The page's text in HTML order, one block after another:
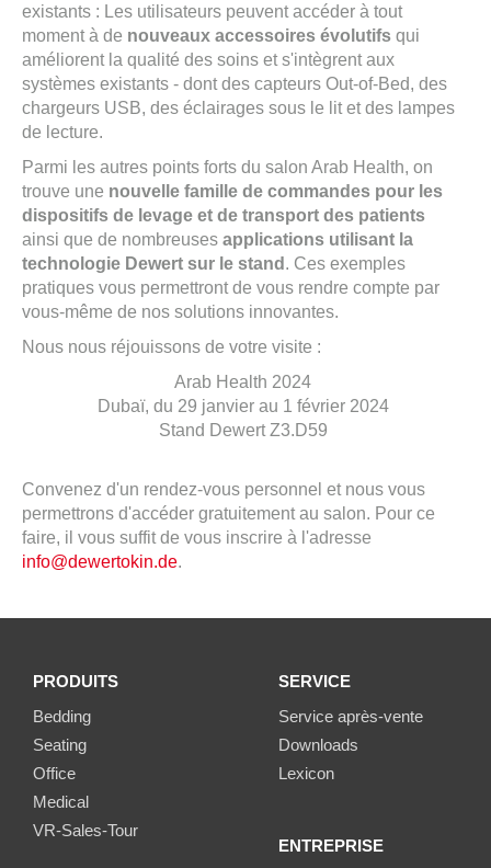
existants : Les utilisateurs peuvent accéder à tout
moment à de nouveaux accessoires évolutifs qui
améliorent la qualité des soins et s'intègrent aux
systèmes existants - dont des capteurs Out-of-Bed, des
chargeurs USB, des éclairages sous le lit et des lampes
de lecture.
Parmi les autres points forts du salon Arab Health, on
trouve une nouvelle famille de commandes pour les
dispositifs de levage et de transport des patients
ainsi que de nombreuses applications utilisant la
technologie Dewert sur le stand . Ces exemples
pratiques vous permettront de vous rendre compte par
vous-même de nos solutions innovantes.
Nous nous réjouissons de votre visite :
Arab Health 2024
Dubaï, du 29 janvier au 1 février 2024
Stand Dewert Z3.D59
Convenez d'un rendez-vous personnel et nous vous
permettrons d'accéder gratuitement au salon. Pour ce
faire, il vous suffit de vous inscrire à l'adresse
info@dewertokin.de.
PRODUITS
Bedding
Seating
Office
Medical
VR-Sales-Tour
SERVICE
Service après-vente
Downloads
Lexicon
ENTREPRISE